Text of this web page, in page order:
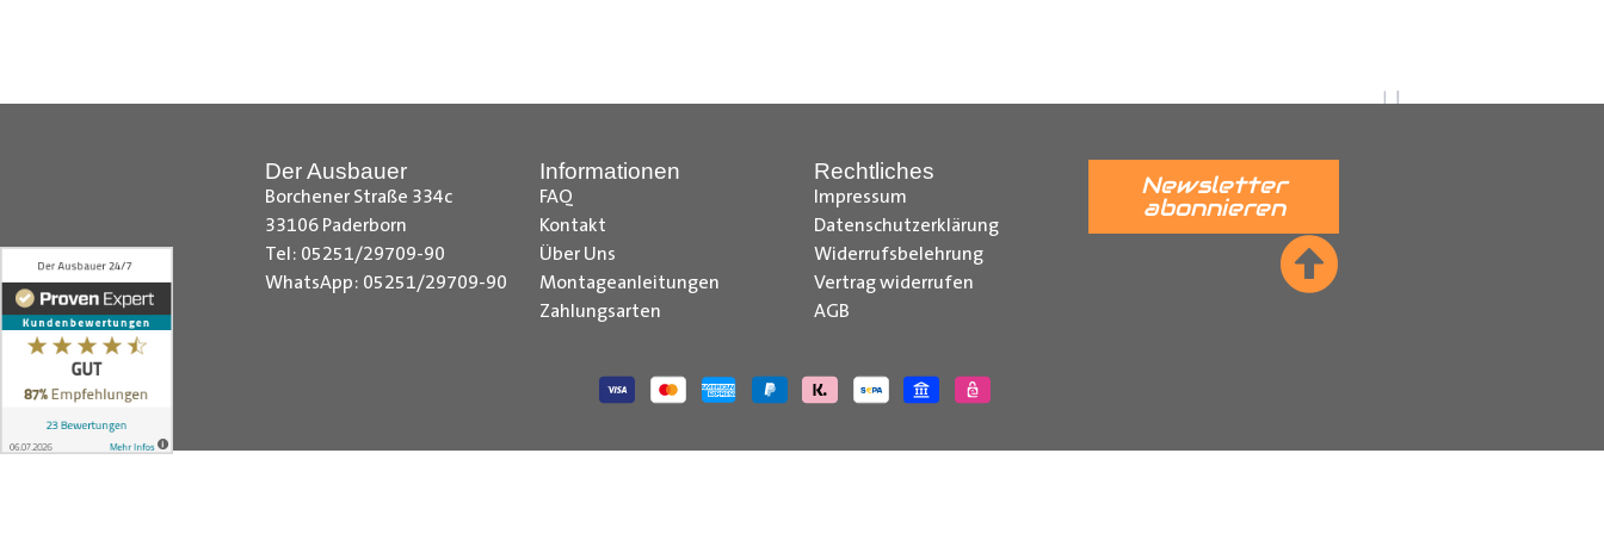
__________________________________________________________________________________
Der Ausbauer
Borchener Straße 334c
33106 Paderborn
Tel: 05251/29709-90
WhatsApp: 05251/29709-90
Informationen
FAQ
Kontakt
Über Uns
Montageanleitungen
Zahlungsarten
Rechtliches
Impressum
Datenschutzerklärung
Widerrufsbelehrung
Vertrag widerrufen
AGB
Newsletter
abonnieren